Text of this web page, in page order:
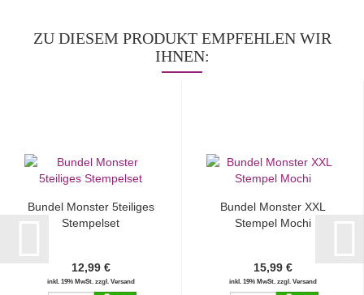
ZU DIESEM PRODUKT EMPFEHLEN WIR
IHNEN:
Bundel Monster 5teiliges
Stempelset
12,99 €
inkl. 19% MwSt. zzgl. Versand
Bundel Monster XXL
Stempel Mochi
15,99 €
inkl. 19% MwSt. zzgl. Versand